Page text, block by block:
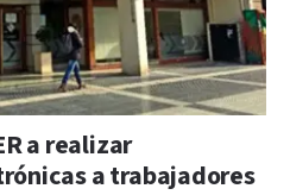
a realizar
a trabajadores